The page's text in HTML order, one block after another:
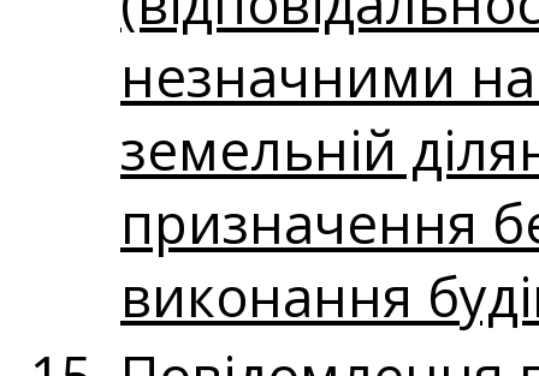
незначними
земельній
призначення
виконання